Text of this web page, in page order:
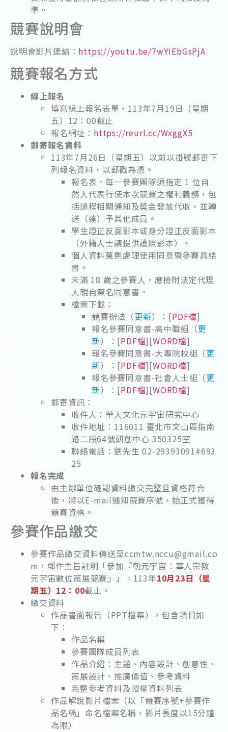
準。
競賽說明會
說明會影片連結： https://youtu.be/7wYIEbGsPjA
競賽報名方式
線上報名
填寫線上報名表單，113年7月19日（星期
五）12：00截止
報名網址： https://reurl.cc/WxggX5
郵寄報名資料
113年7月26日（星期五）以前以掛號郵寄下
列報名資料，以郵戳為憑。
報名表。每一參賽團隊須指定 1 位自
然人代表行使本次競賽之權利義務，包
括過程相關通知及奬金發放代收，並轉
送（達）予其他成員。
學生證正反面影本或身分證正反面影本
（外籍人士請提供護照影本）。
個人資料蒐集處理使用同意暨參賽具結
書。
未滿 18 歲之參賽人，應檢附法定代理
人親自簽名同意書。
檔案下載：
競賽辦法（更新）：[PDF檔]
報名參賽同意書-高中職組（更
新）：[PDF檔][WORD檔]
報名參賽同意書-大專院校組（更
新）：[PDF檔][WORD檔]
報名參賽同意書-社會人士組（更
新）：[PDF檔][WORD檔]
郵寄資訊：
收件人：華人文化元宇宙研究中心
收件地址：116011 臺北市文山區指南
路二段64號研創中心 350325室
聯絡電話：劉先生 02-29393091#693
25
報名完成
由主辦單位確認資料繳交完整且資格符合
後，將以E-mail通知競賽序號，始正式獲得
競賽資格。
參賽作品繳交
參賽作品繳交資料傳送至ccmtw.nccu@gmail.co
m，郵件主旨註明「參加『朝元宇宙：華人宗教
元宇宙數位策展競賽』」。113年10月23日（星
期五）12：00截止。
繳交資料
作品書面報告（PPT檔案），包含項目如
下：
作品名稱
參賽團隊成員列表
作品介紹：主題、內容設計、創意性、
策展設計、推廣價值、參考資料
完整參考資料及授權資料列表
作品解說影片檔案（以「競賽序號+參賽作
品名稱」命名檔案名稱，影片長度以15分鐘
為限）